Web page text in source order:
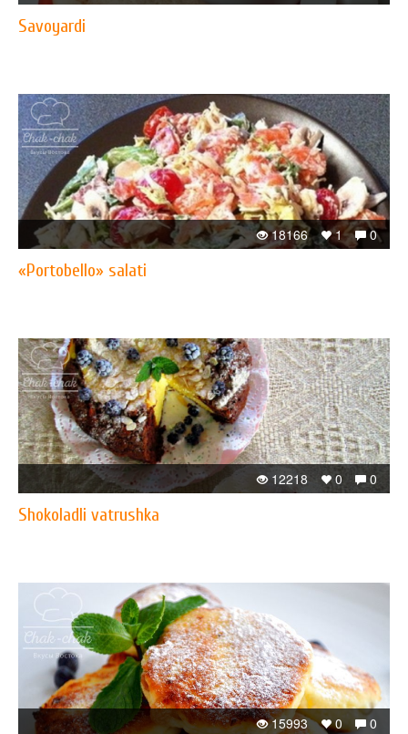
Savoyardi
0
1
18166
«Portobello» salati
0
0
12218
Shokoladli vatrushka
0
0
15993